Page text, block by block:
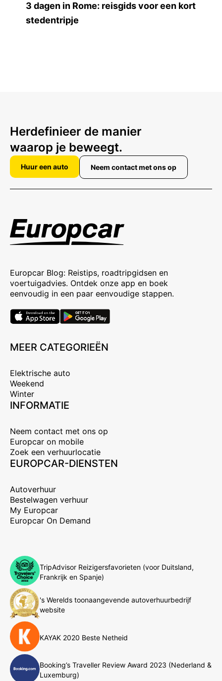
3 dagen in Rome: reisgids voor een kort
stedentripje
Herdefinieer de manier
waarop je beweegt.
Huur een auto Neem contact met ons op
Europcar Blog: Reistips, roadtripgidsen en
voertuigadvies. Ontdek onze app en boek
eenvoudig in een paar eenvoudige stappen.
MEER CATEGORIEËN
Elektrische auto
Weekend
Winter
INFORMATIE
Neem contact met ons op
Europcar on mobile
Zoek een verhuurlocatie
EUROPCAR-DIENSTEN
Autoverhuur
Bestelwagen verhuur
My Europcar
Europcar On Demand
TripAdvisor Reizigersfavorieten (voor Duitsland,
Frankrijk en Spanje)
's Werelds toonaangevende autoverhuurbedrijf
website
KAYAK 2020 Beste Netheid
Booking’s Traveller Review Award 2023 (Nederland &
Luxemburg)